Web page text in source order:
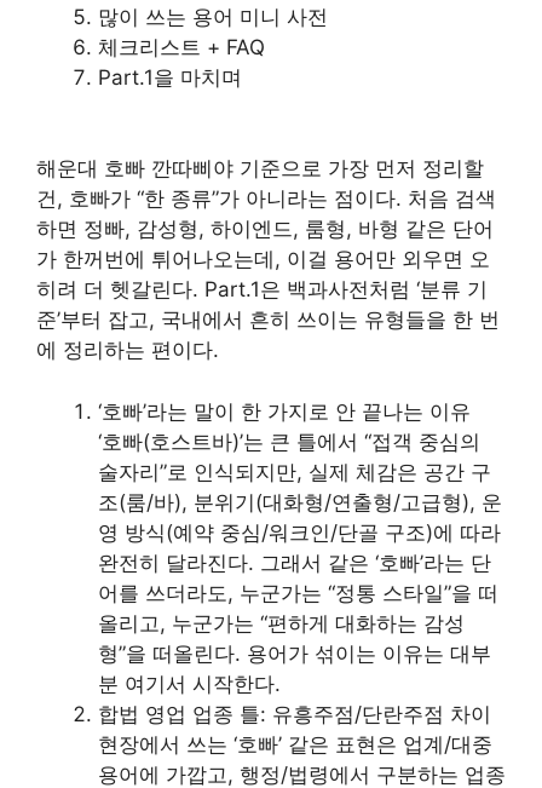
많이 쓰는 용어 미니 사전
체크리스트 + FAQ
Part.1을 마치며
해운대 호빠 깐따삐야 기준으로 가장 먼저 정리할
건, 호빠가 “한 종류”가 아니라는 점이다. 처음 검색
하면 정빠, 감성형, 하이엔드, 룸형, 바형 같은 단어
가 한꺼번에 튀어나오는데, 이걸 용어만 외우면 오
히려 더 헷갈린다. Part.1은 백과사전처럼 ‘분류 기
준’부터 잡고, 국내에서 흔히 쓰이는 유형들을 한 번
에 정리하는 편이다.
‘호빠’라는 말이 한 가지로 안 끝나는 이유
‘호빠(호스트바)’는 큰 틀에서 “접객 중심의
술자리”로 인식되지만, 실제 체감은 공간 구
조(룸/바), 분위기(대화형/연출형/고급형), 운
영 방식(예약 중심/워크인/단골 구조)에 따라
완전히 달라진다. 그래서 같은 ‘호빠’라는 단
어를 쓰더라도, 누군가는 “정통 스타일”을 떠
올리고, 누군가는 “편하게 대화하는 감성
형”을 떠올린다. 용어가 섞이는 이유는 대부
분 여기서 시작한다.
합법 영업 업종 틀: 유흥주점/단란주점 차이
현장에서 쓰는 ‘호빠’ 같은 표현은 업계/대중
용어에 가깝고, 행정/법령에서 구분하는 업종